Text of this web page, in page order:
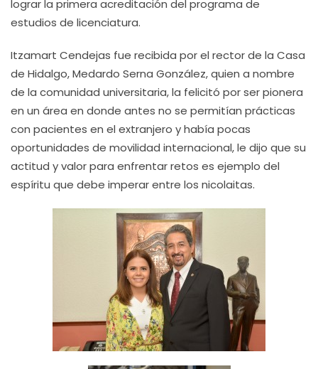
lograr la primera acreditación del programa de
estudios de licenciatura.
Itzamart Cendejas fue recibida por el rector de la Casa
de Hidalgo, Medardo Serna González, quien a nombre
de la comunidad universitaria, la felicitó por ser pionera
en un área en donde antes no se permitían prácticas
con pacientes en el extranjero y había pocas
oportunidades de movilidad internacional, le dijo que su
actitud y valor para enfrentar retos es ejemplo del
espíritu que debe imperar entre los nicolaitas.